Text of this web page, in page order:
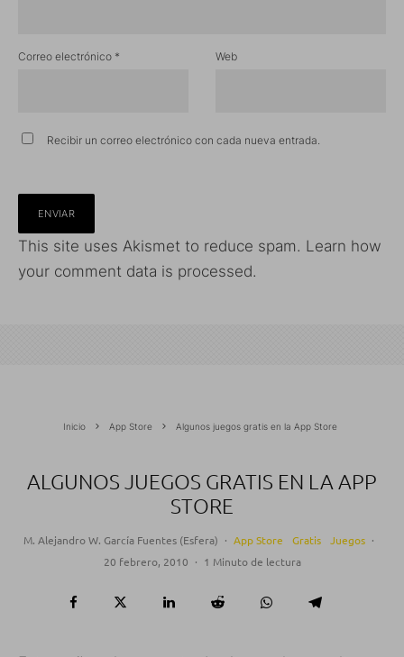
Correo electrónico * Web
Recibir un correo electrónico con cada nueva entrada.
This site uses Akismet to reduce spam. Learn how
your comment data is processed.
Inicio App Store Algunos juegos gratis en la App Store
ALGUNOS JUEGOS GRATIS EN LA APP
STORE
M. Alejandro W. García Fuentes (Esfera) · App Store Gratis Juegos ·
20 febrero, 2010 · 1 Minuto de lectura